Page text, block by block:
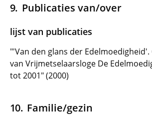
Publicaties van/over
lijst van publicaties
"'Van den glans der Edelmoedigheid'.
van Vrijmetselaarsloge De
tot 2001" (2000)
Familie/gezin